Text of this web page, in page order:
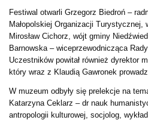
Festiwal otwarli Grzegorz Biedroń –
Małopolskiej Organizacji Turystycznej,
Mirosław Cichorz, wójt gminy
Barnowska – wiceprzewodnicząca
Uczestników powitał również dyrektor
który wraz z Klaudią Gawronek
W muzeum odbyły się prelekcje na
Katarzyna Ceklarz – dr nauk
antropologii kulturowej, socjolog,